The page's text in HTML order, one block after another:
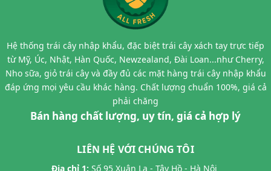
Hệ thống trái cây nhập khẩu, đặc biệt trái cây xách tay trực tiếp
từ Mỹ, Úc, Nhật, Hàn Quốc, Newzealand, Đài Loan...như Cherry,
Nho sữa, giỏ trái cây và đầy đủ các mặt hàng trái cây nhập khẩu
đáp ứng mọi yêu cầu khác hàng. Chất lượng chuẩn 100%, giá cả
phải chăng
Bán hàng chất lượng, uy tín, giá cả hợp lý
LIÊN HỆ VỚI CHÚNG TÔI
Địa chỉ 1: Số 95 Xuân La - Tây Hồ - Hà Nội